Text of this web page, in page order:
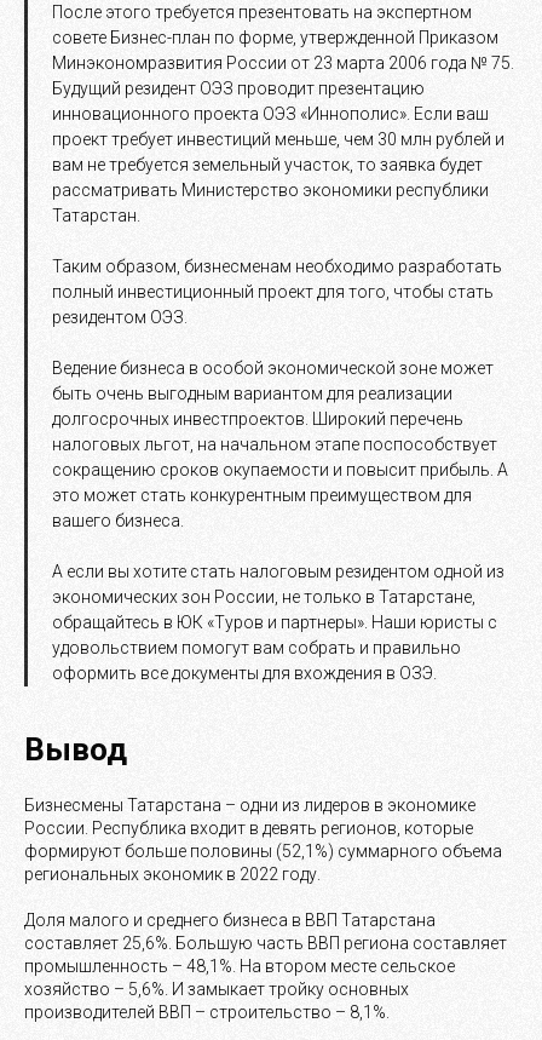
После этого требуется презентовать на экспертном
совете Бизнес-план по форме, утвержденной Приказом
Минэкономразвития России от 23 марта 2006 года № 75.
Будущий резидент ОЭЗ проводит презентацию
инновационного проекта ОЭЗ «Иннополис». Если ваш
проект требует инвестиций меньше, чем 30 млн рублей и
вам не требуется земельный участок, то заявка будет
рассматривать Министерство экономики республики
Татарстан.
Таким образом, бизнесменам необходимо разработать
полный инвестиционный проект для того, чтобы стать
резидентом ОЭЗ.
Ведение бизнеса в особой экономической зоне может
быть очень выгодным вариантом для реализации
долгосрочных инвестпроектов. Широкий перечень
налоговых льгот, на начальном этапе поспособствует
сокращению сроков окупаемости и повысит прибыль. А
это может стать конкурентным преимуществом для
вашего бизнеса.
А если вы хотите стать налоговым резидентом одной из
экономических зон России, не только в Татарстане,
обращайтесь в ЮК «Туров и партнеры». Наши юристы с
удовольствием помогут вам собрать и правильно
оформить все документы для вхождения в ОЗЭ.
Вывод
Бизнесмены Татарстана – одни из лидеров в экономике
России. Республика входит в девять регионов, которые
формируют больше половины (52,1%) суммарного объема
региональных экономик в 2022 году.
Доля малого и среднего бизнеса в ВВП Татарстана
составляет 25,6%. Большую часть ВВП региона составляет
промышленность – 48,1%. На втором месте сельское
хозяйство – 5,6%. И замыкает тройку основных
производителей ВВП – строительство – 8,1%.